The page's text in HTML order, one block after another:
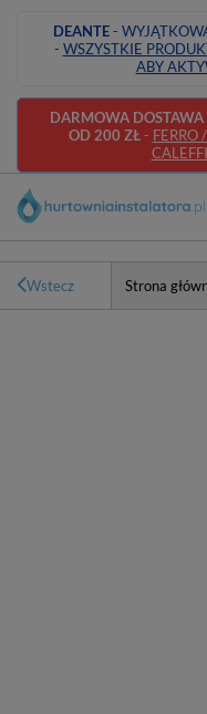
DEANTE-
- WSZYSTKIE
ABY
DARMOWA
OD 200 ZŁ- FERRO
Wstecz Strona